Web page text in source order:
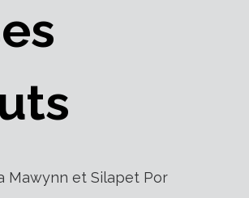
Mawynn et Silapet Por